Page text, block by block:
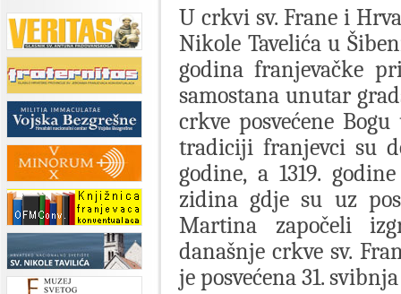
U crkvi sv. Frane i
Nikole Tavelića u
godina franjevačke
samostana unutar
crkve posvećene
tradiciji franjevci su
godine, a 1319.
zidina gdje su uz
Martina započeli
današnje crkve sv.
je posvećena 31.